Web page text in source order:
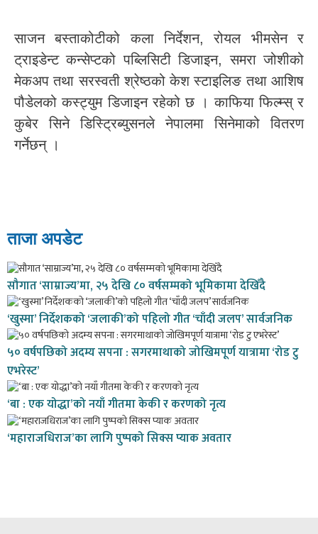
साजन बस्ताकोटीको कला निर्देशन, रोयल भीमसेन र
ट्राइडेन्ट कन्सेप्टको पब्लिसिटी डिजाइन, समरा जोशीको
मेकअप तथा सरस्वती श्रेष्ठको केश स्टाइलिङ तथा आशिष
पौडेलको कस्ट्युम डिजाइन रहेको छ । काफिया फिल्म्स् र
कुबेर सिने डिस्ट्रिब्युसनले नेपालमा सिनेमाको वितरण
गर्नेछन् ।
ताजा अपडेट
सौगात ‘साम्राज्य’मा, २५ देखि ८० वर्षसम्मको भूमिकामा देखिँदै
‘खुस्मा’ निर्देशकको ‘जलाकी’को पहिलो गीत ‘चाँदी जलप’ सार्वजनिक
५० वर्षपछिको अदम्य सपना : सगरमाथाको जोखिमपूर्ण यात्रामा ‘रोड टु
एभरेस्ट’
‘बा : एक योद्धा’को नयाँ गीतमा केकी र करणको नृत्य
‘महाराजधिराज’का लागि पुष्पको सिक्स प्याक अवतार